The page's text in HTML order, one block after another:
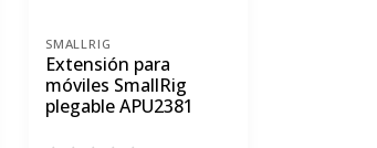
SMALLRIG
Extensión para
móviles SmallRig
plegable APU2381